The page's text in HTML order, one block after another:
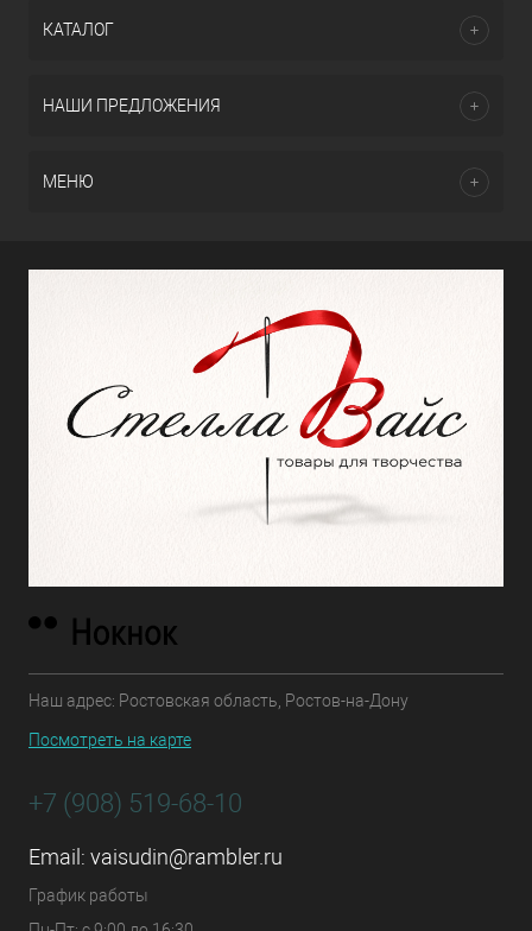
КАТАЛОГ
НАШИ ПРЕДЛОЖЕНИЯ
МЕНЮ
Наш адрес: Ростовская область, Ростов-на-Дону
Посмотреть на карте
+7 (908) 519-68-10
Email: vaisudin@rambler.ru
График работы